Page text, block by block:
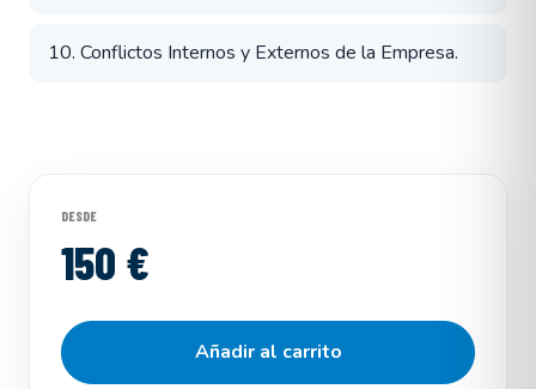
10. Conflictos Internos y Externos de la Empresa.
DESDE
150 €
Añadir al carrito